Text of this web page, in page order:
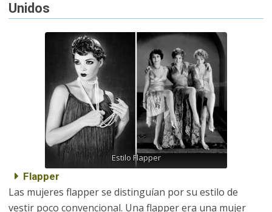
Unidos
Estilo Flapper
Flapper
Las mujeres flapper se distinguían por su estilo de
vestir poco convencional. Una flapper era una mujer